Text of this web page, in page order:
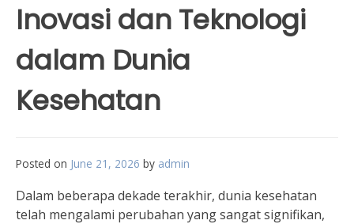
Inovasi dan Teknologi
dalam Dunia
Kesehatan
Posted on June 21, 2026 by admin
Dalam beberapa dekade terakhir, dunia kesehatan
telah mengalami perubahan yang sangat signifikan,